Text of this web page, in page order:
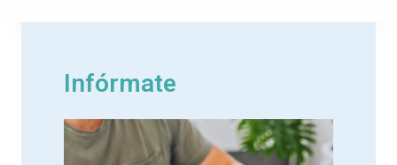
Infórmate